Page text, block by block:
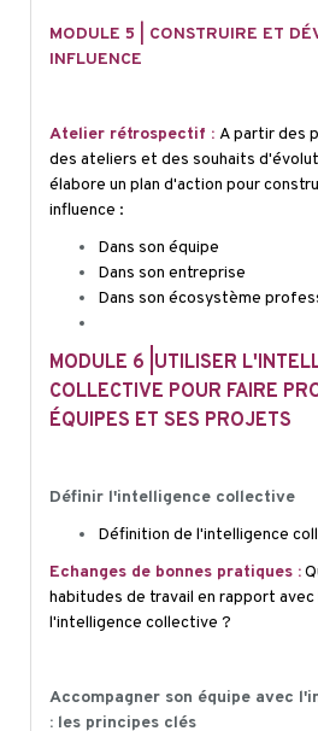
MODULE 5 | CONSTRUIRE ET
INFLUENCE
Atelier rétrospectif : A partir des
des ateliers et des souhaits
élabore un plan d'action pour
influence :
Dans son équipe
Dans son entreprise
Dans son écosystème
MODULE 6 |UTILISER
COLLECTIVE POUR FAIRE
ÉQUIPES ET SES PROJETS
Définir l'intelligence collective
Définition de l'intelligence
Echanges de bonnes pratiques :
habitudes de travail en rapport
l'intelligence collective ?
Accompagner son équipe avec
: les principes clés